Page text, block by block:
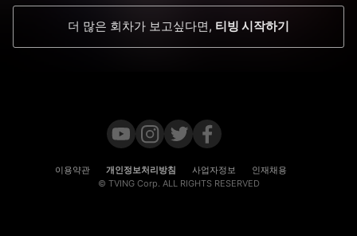
더 많은 회차가 보고싶다면, 티빙 시작하기
이용약관 개인정보처리방침 사업자정보
인재채용
© TVING Corp. ALL RIGHTS RESERVED